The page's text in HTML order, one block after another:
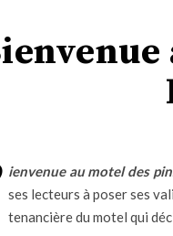
ienvenue au motel des
ses lecteurs à poser ses
tenancière du motel qui